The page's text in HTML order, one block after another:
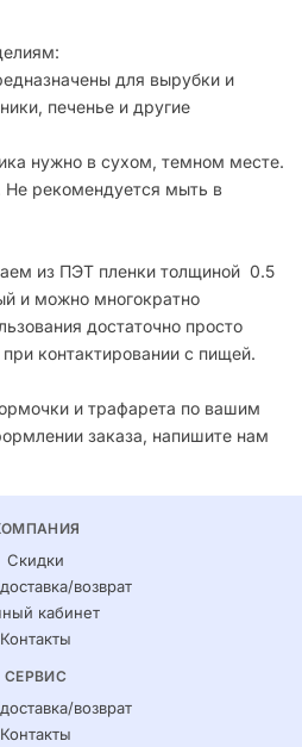
для вырубки и
печенье и другие
нужно в сухом, темном месте.
Не рекомендуется мыть в
из ПЭТ пленки толщиной 0.5
и можно многократно
достаточно просто
контактировании с пищей.
и трафарета по вашим
заказа, напишите нам
Скидки
возврат
кабинет
Контакты
СЕРВИС
возврат
Контакты